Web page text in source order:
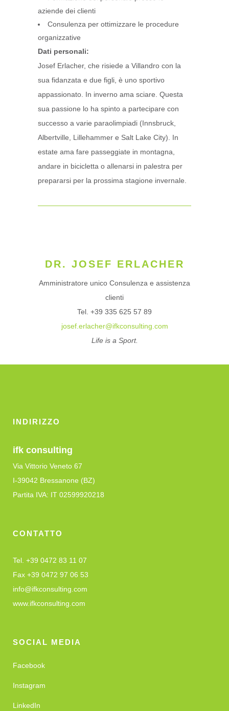
aziende dei clienti
Consulenza per ottimizzare le procedure
organizzative
Dati personali:
Josef Erlacher, che risiede a Villandro con la
sua fidanzata e due figli, è uno sportivo
appassionato. In inverno ama sciare. Questa
sua passione lo ha spinto a partecipare con
successo a varie paraolimpiadi (Innsbruck,
Albertville, Lillehammer e Salt Lake City). In
estate ama fare passeggiate in montagna,
andare in bicicletta o allenarsi in palestra per
prepararsi per la prossima stagione invernale.
DR. JOSEF ERLACHER
Amministratore unico Consulenza e assistenza
clienti
Tel. +39 335 625 57 89
josef.erlacher@ifkconsulting.com
Life is a Sport.
INDIRIZZO
ifk consulting
Via Vittorio Veneto 67
I-39042 Bressanone (BZ)
Partita IVA: IT 02599920218
CONTATTO
Tel. +39 0472 83 11 07
Fax +39 0472 97 06 53
info@ifkconsulting.com
www.ifkconsulting.com
SOCIAL MEDIA
Facebook
Instagram
LinkedIn